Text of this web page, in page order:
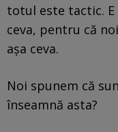
totul este tactic. E
ceva, pentru că
așa ceva.
Noi spunem că
înseamnă asta?